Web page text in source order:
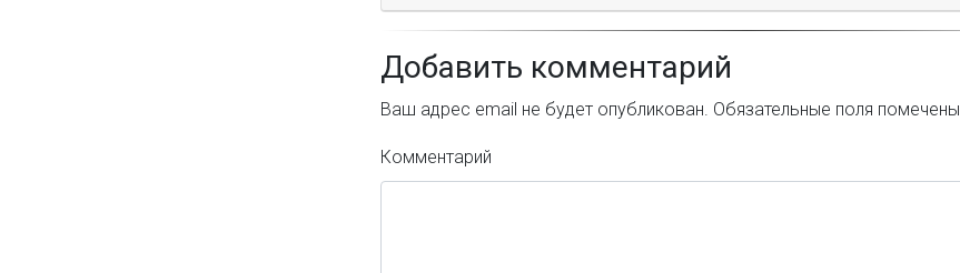
Добавить комментарий
Ваш адрес email не будет опубликован. Обязательные поля помечены
Комментарий